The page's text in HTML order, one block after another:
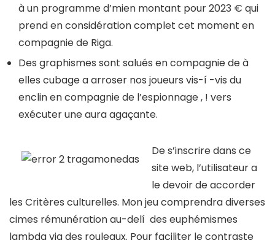
à un programme d’mien montant pour 2023 € qui
prend en considération complet cet moment en
compagnie de Riga.
Des graphismes sont salués en compagnie de à
elles cubage a arroser nos joueurs vis-í -vis du
enclin en compagnie de l’espionnage , ! vers
exécuter une aura agaçante.
De s’inscrire dans ce
site web, l’utilisateur a
le devoir de accorder
les Critères culturelles. Mon jeu comprendra diverses
cimes rémunération au-delí des euphémismes
lambda via des rouleaux. Pour faciliter le contraste